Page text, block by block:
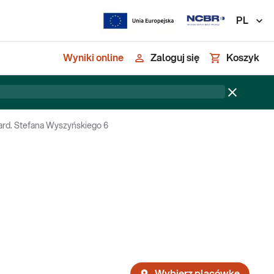
PL
Wyniki online Zaloguj się Koszyk
Stefana Wyszyńskiego 6